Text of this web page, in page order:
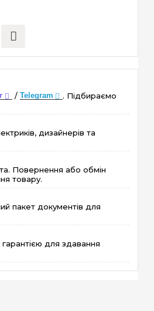
/ Telegram
. Підбираємо
дизайнерів та
Повернення або обмін
товару.
пакет документів для
для здавання